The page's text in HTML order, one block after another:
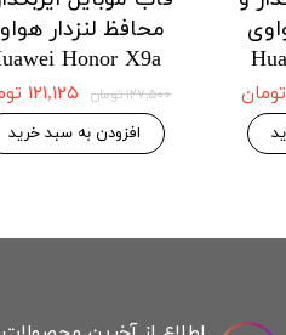
محافظ لنزدار
Honor X9a
۱۲۷,۵۰۰ تومان ۱۲۱,۱۲۵ تومان
افزودن به سبد خرید